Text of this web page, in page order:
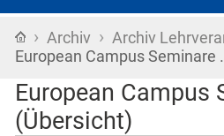
Startseite
› Archiv › Archiv
European Campus Seminare
European Campus
(Übersicht)